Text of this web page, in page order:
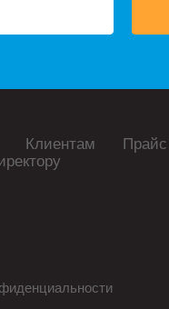
Клиентам Прайс